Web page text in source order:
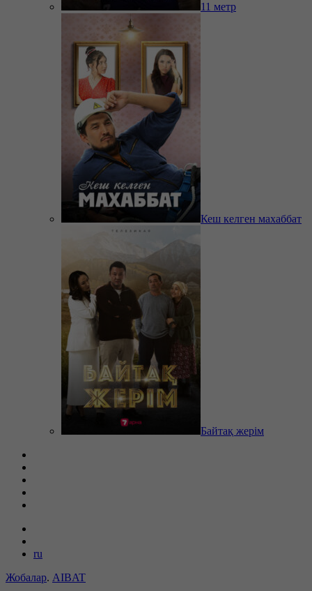
11 метр
Кеш келген махаббат
Байтақ жерім
ru
Жобалар. AIBAT